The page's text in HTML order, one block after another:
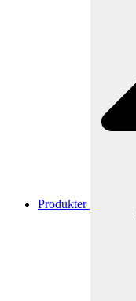
Produkter